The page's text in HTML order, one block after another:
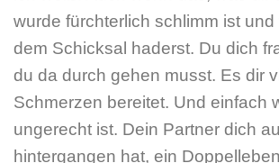
wurde fürchterlich schlimm ist und
dem Schicksal haderst. Du dich
du da durch gehen musst. Es dir
Schmerzen bereitet. Und einfach
ungerecht ist. Dein Partner dich
hintergangen hat, ein